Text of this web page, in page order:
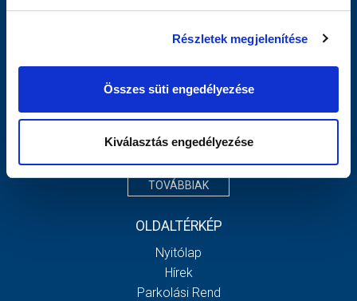
Részletek megjelenítése
Összes süti engedélyezése
Kiválasztás engedélyezése
SÁNDOR KÁROLY IFJÚSÁGI SPORT
SÁNDOR KÁROLY IFJÚSÁGI SPORT
ALAPÍTVÁNY_SFP_2022-2023_MLSZ JÓVÁHAGYÓ
HATÁROZAT
SÁNDOR KÁROLY IFJÚSÁGI SPORT ALAPÍTVÁNY - TAO
TOVÁBBIAK
OLDALTÉRKÉP
Nyitólap
Hírek
Parkolási Rend